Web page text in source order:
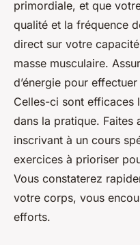
primordiale, et que
qualité et la fréquence
direct sur votre
masse musculaire.
d’énergie pour
Celles-ci sont efficaces
dans la pratique. Faites
inscrivant à un cours
exercices à prioriser
Vous constaterez
votre corps, vous
efforts.